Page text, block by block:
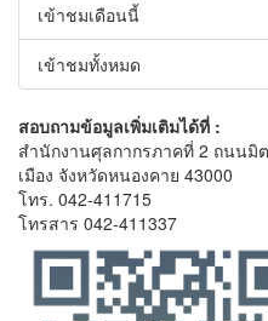
เข้าชมเดือนนี้
เข้าชมทั้งหมด
สอบถามข้อมูลเพิ่มเติมได้ที่ :
สำนักงานศุลกากรภาคที่ 2 ถนนมิ
เมือง จังหวัดหนองคาย 43000
โทร. 042-411715
โทรสาร 042-411337